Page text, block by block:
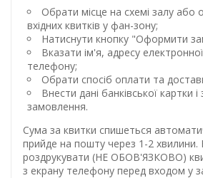
Обрати місце на схемі залу або
вхідних квитків у фан-зону;
Натиснути кнопку "Оформити
Вказати ім'я, адресу
телефону;
Обрати спосіб оплати та
Внести дані банківської картки
замовлення.
Сума за квитки спишеться
прийде на пошту через 1-2
роздрукувати (НЕ ОБОВ'ЯЗКОВО)
з екрану телефону перед входом у